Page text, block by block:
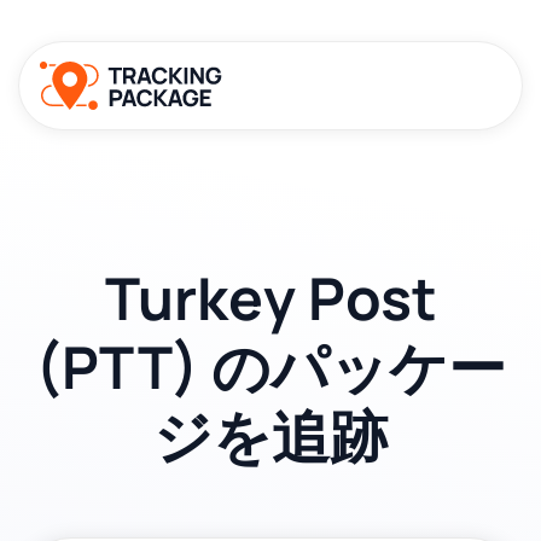
Turkey Post
(PTT) のパッケー
ジを追跡